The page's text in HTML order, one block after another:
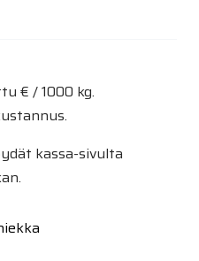
€ / 1000 kg.
kassa-sivulta